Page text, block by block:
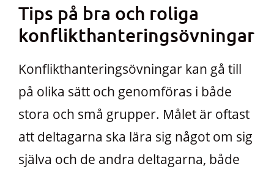
Tips på bra och roliga
konflikthanteringsövningar
Konflikthanteringsövningar kan gå till
på olika sätt och genomföras i både
stora och små grupper. Målet är oftast
att deltagarna ska lära sig något om sig
själva och de andra deltagarna, både